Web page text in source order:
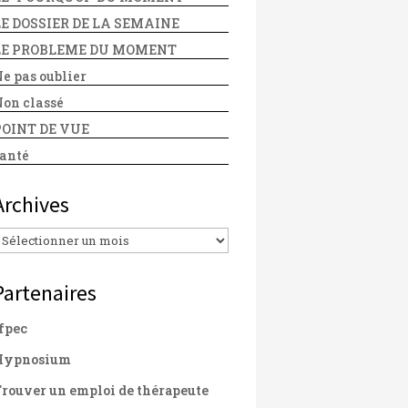
DOSSIER DE LA SEMAINE
PROBLEME DU MOMENT
pas oublier
classé
DE VUE
un emploi de thérapeute